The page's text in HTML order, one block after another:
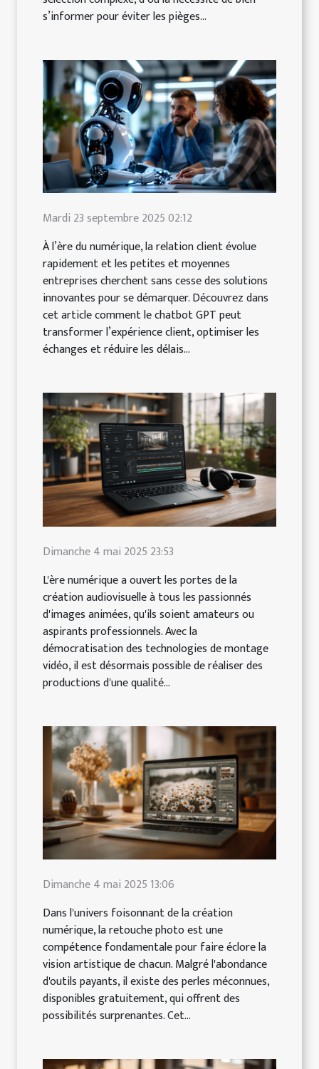
s’informer pour éviter les pièges...
Mardi 23 septembre 2025 02:12
À l’ère du numérique, la relation client évolue
rapidement et les petites et moyennes
entreprises cherchent sans cesse des solutions
innovantes pour se démarquer. Découvrez dans
cet article comment le chatbot GPT peut
transformer l’expérience client, optimiser les
échanges et réduire les délais...
Dimanche 4 mai 2025 23:53
L'ère numérique a ouvert les portes de la
création audiovisuelle à tous les passionnés
d'images animées, qu'ils soient amateurs ou
aspirants professionnels. Avec la
démocratisation des technologies de montage
vidéo, il est désormais possible de réaliser des
productions d'une qualité...
Dimanche 4 mai 2025 13:06
Dans l'univers foisonnant de la création
numérique, la retouche photo est une
compétence fondamentale pour faire éclore la
vision artistique de chacun. Malgré l'abondance
d'outils payants, il existe des perles méconnues,
disponibles gratuitement, qui offrent des
possibilités surprenantes. Cet...